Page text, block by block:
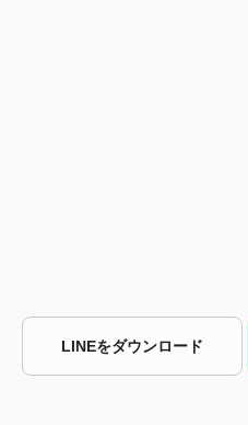
LINEをダウンロード